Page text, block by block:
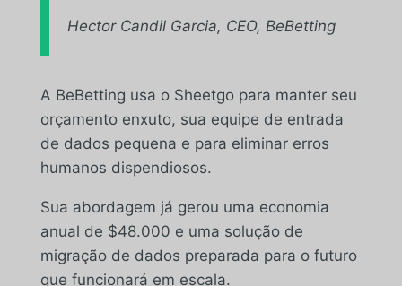
Hector Candil Garcia, CEO, BeBetting
A BeBetting usa o Sheetgo para manter seu
orçamento enxuto, sua equipe de entrada
de dados pequena e para eliminar erros
humanos dispendiosos.
Sua abordagem já gerou uma economia
anual de $48.000 e uma solução de
migração de dados preparada para o futuro
que funcionará em escala.